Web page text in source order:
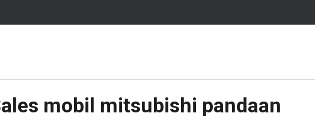
mobil mitsubishi pandaan